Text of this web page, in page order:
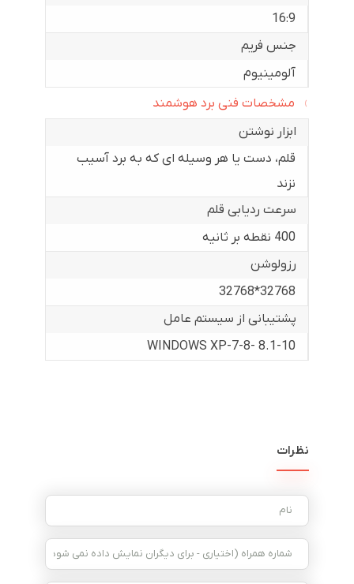
16:9
جنس فریم
آلومینیوم
مشخصات فنی برد هوشمند
ابزار نوشتن
قلم، دست یا هر وسیله ای که به برد آسیب
نزند
سرعت ردیابی قلم
400 نقطه بر ثانیه
رزولوشن
32768*32768
پشتیبانی از سیستم عامل
WINDOWS XP-7-8- 8.1-10
نظرات